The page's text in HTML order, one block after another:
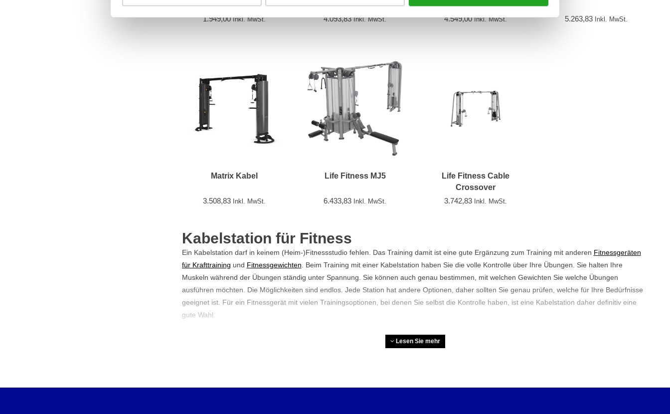
Ercolina Rehab
1.949,00Inkl. MwSt.
MB89
4.093,83Inkl. MwSt. 4.549,00Inkl. MwSt. 5.263,83 Inkl. MwSt.
Matrix Kabel
3.508,83 Inkl. MwSt.
Life Fitness MJ5
6.433,83 Inkl. MwSt.
Life Fitness Cable
Crossover
3.742,83 Inkl. MwSt.
Kabelstation für Fitness
Ein Kabelstation darf in keinem (Heim-)Fitnessstudio fehlen. Das Training damit ist eine gute Ergänzung zum Training mit anderen Fitnessgeräten
für Krafttraining und Fitnessgewichten . Beim Training mit einer Kabelstation haben Sie die volle Kontrolle über Ihre Übungen. Sie halten Ihre
Muskeln während der Übungen ständig unter Spannung. Sie können auch genau bestimmen, mit welchen Gewichten Sie welche Übungen
ausführen möchten. Die Möglichkeiten sind endlos. Jede Station hat andere Optionen, daher sollten Sie genau prüfen, welche für Ihre Bedürfnisse
geeignet ist. Für ein Fitnessgerät mit vielen Trainingsoptionen, bei denen Sie selbst die Kontrolle haben, ist eine Kabelstation daher definitiv eine
gute Wahl.
Was trainiert man mit einer Kabelstation?
Trizepsstrecken durchzuführen. Darüber hinaus gehören unsere Stationen auch zu den beliebten Geräten beiFitnessgeräten für die Beine. Durch
Lesen Sie mehr